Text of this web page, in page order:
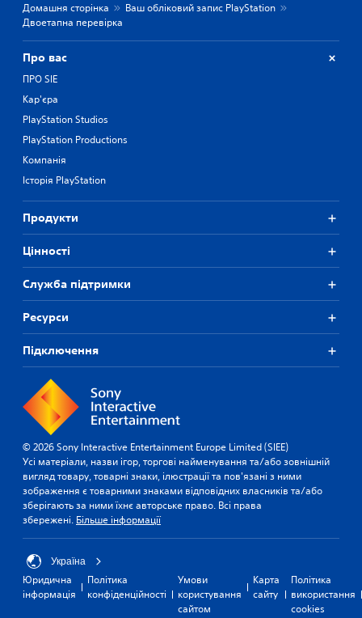
Домашня сторінка
Ваш обліковий запис PlayStation
Двоетапна перевірка
Про вас
ПРО SIE
Кар'єра
PlayStation Studios
PlayStation Productions
Компанія
Історія PlayStation
Продукти
Цiнностi
Служба підтримки
Ресурси
Підключення
© 2026 Sony Interactive Entertainment Europe Limited (SIEE)
Усі матеріали, назви ігор, торгові найменування та/або зовнішній
вигляд товару, товарні знаки, ілюстрації та пов'язані з ними
зображення є товарними знаками відповідних власників та/або
зберігають за ними їхнє авторське право. Всі права
збережені. Більше інформації
Україна
Юридична
інформація
Політика
конфіденційності
Умови
користування
сайтом
Карта
сайту
Політика
використання
cookies